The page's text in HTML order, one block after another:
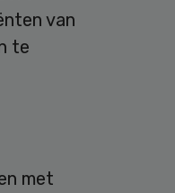
van
te
met